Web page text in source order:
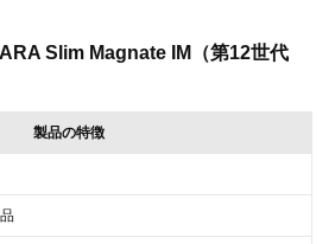
Slim Magnate IM（第12世代
製品の特徴